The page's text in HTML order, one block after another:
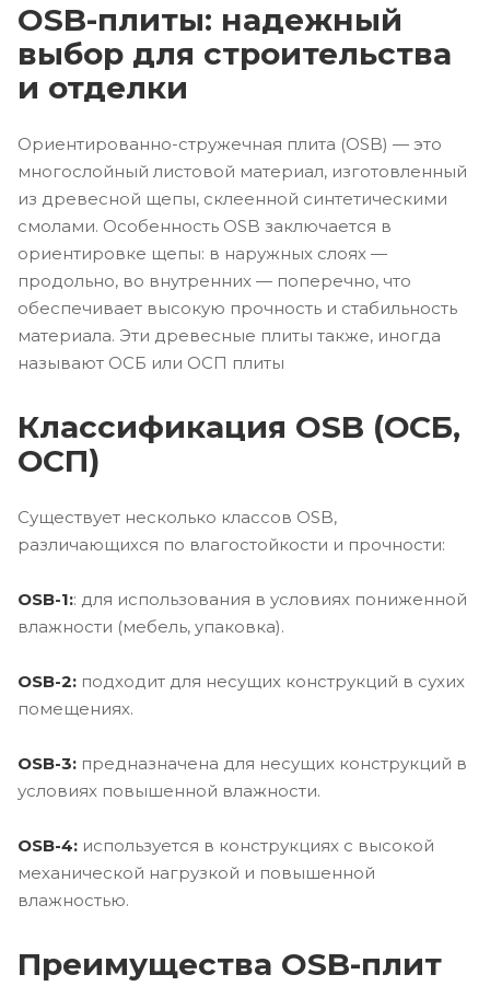
OSB-плиты: надежный
выбор для строительства
и отделки
Ориентированно-стружечная плита (OSB) — это
многослойный листовой материал, изготовленный
из древесной щепы, склеенной синтетическими
смолами. Особенность OSB заключается в
ориентировке щепы: в наружных слоях —
продольно, во внутренних — поперечно, что
обеспечивает высокую прочность и стабильность
материала. Эти древесные плиты также, иногда
называют ОСБ или ОСП плиты
Классификация OSB (ОСБ,
ОСП)
Существует несколько классов OSB,
различающихся по влагостойкости и прочности:
OSB-1:: для использования в условиях пониженной
влажности (мебель, упаковка).
OSB-2: подходит для несущих конструкций в сухих
помещениях.
OSB-3: предназначена для несущих конструкций в
условиях повышенной влажности.
OSB-4: используется в конструкциях с высокой
механической нагрузкой и повышенной
влажностью.
Преимущества OSB-плит